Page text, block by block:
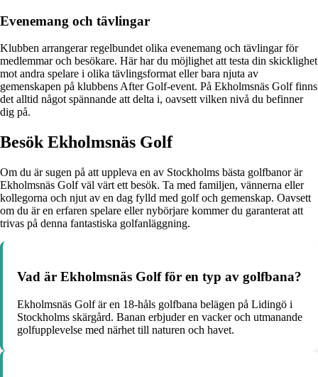
Evenemang och tävlingar
Klubben arrangerar regelbundet olika evenemang och tävlingar för
medlemmar och besökare. Här har du möjlighet att testa din skicklighet
mot andra spelare i olika tävlingsformat eller bara njuta av
gemenskapen på klubbens After Golf-event. På Ekholmsnäs Golf finns
det alltid något spännande att delta i, oavsett vilken nivå du befinner
dig på.
Besök Ekholmsnäs Golf
Om du är sugen på att uppleva en av Stockholms bästa golfbanor är
Ekholmsnäs Golf väl värt ett besök. Ta med familjen, vännerna eller
kollegorna och njut av en dag fylld med golf och gemenskap. Oavsett
om du är en erfaren spelare eller nybörjare kommer du garanterat att
trivas på denna fantastiska golfanläggning.
Vad är Ekholmsnäs Golf för en typ av golfbana?
Ekholmsnäs Golf är en 18-håls golfbana belägen på Lidingö i
Stockholms skärgård. Banan erbjuder en vacker och utmanande
golfupplevelse med närhet till naturen och havet.